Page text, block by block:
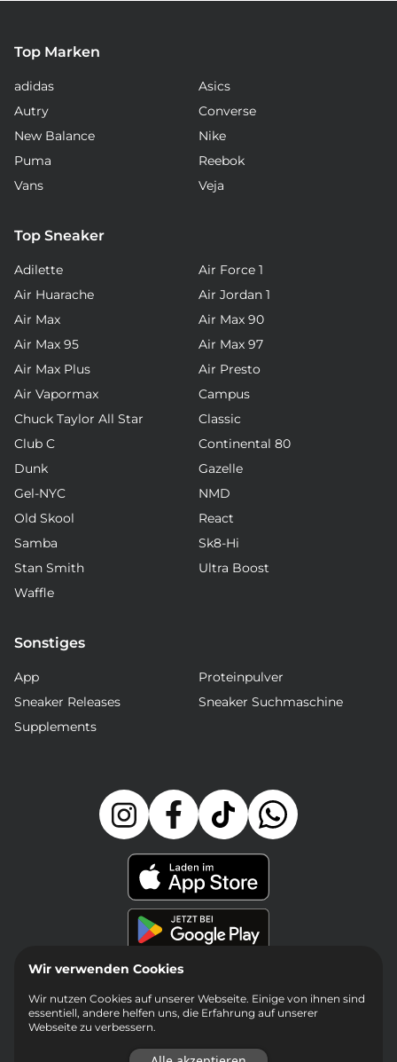
Top Marken
adidas
Asics
Autry
Converse
New Balance
Nike
Puma
Reebok
Vans
Veja
Top Sneaker
Adilette
Air Force 1
Air Huarache
Air Jordan 1
Air Max
Air Max 90
Air Max 95
Air Max 97
Air Max Plus
Air Presto
Air Vapormax
Campus
Chuck Taylor All Star
Classic
Club C
Continental 80
Dunk
Gazelle
Gel-NYC
NMD
Old Skool
React
Samba
Sk8-Hi
Stan Smith
Ultra Boost
Waffle
Sonstiges
App
Proteinpulver
Sneaker Releases
Sneaker Suchmaschine
Supplements
Wir verwenden Cookies
Wir nutzen Cookies auf unserer Webseite. Einige von ihnen sind
essentiell, andere helfen uns, die Erfahrung auf unserer
Webseite zu verbessern.